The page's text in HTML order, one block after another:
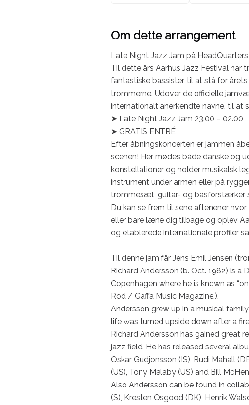
Om dette arrangement
Late Night Jazz Jam på HeadQuarters!
Til dette års Aarhus Jazz Festival har
fantastiske bassister, til at stå for
trommerne. Udover de officielle
internationalt anerkendte navne, til at
➤ Late Night Jazz Jam 23.00 – 02.00
➤ GRATIS ENTRÉ
Efter åbningskoncerten er jammen
scenen! Her mødes både danske og
konstellationer og holder musikalsk
instrument under armen eller på
trommesæt, guitar- og basforstærker
Du kan se frem til sene aftenener
eller bare læne dig tilbage og oplev
og etablerede internationale profiler
Til denne jam får Jens Emil Jensen
Richard Andersson (b. Oct. 1982) is
Copenhagen where he is known as
Rod / Gaffa Music Magazine.).
Andersson grew up in a musical
life was turned upside down after a
Richard Andersson has gained great
jazz field. He has released several
Oskar Gudjonsson (IS), Rudi Mahall
(US), Tony Malaby (US) and Bill
Also Andersson can be found in
(S), Kresten Osgood (DK), Henrik